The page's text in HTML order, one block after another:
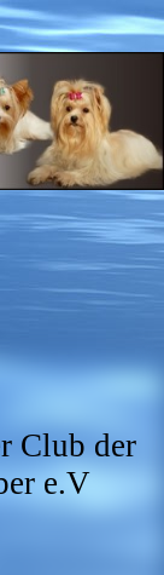
Club der
e.V